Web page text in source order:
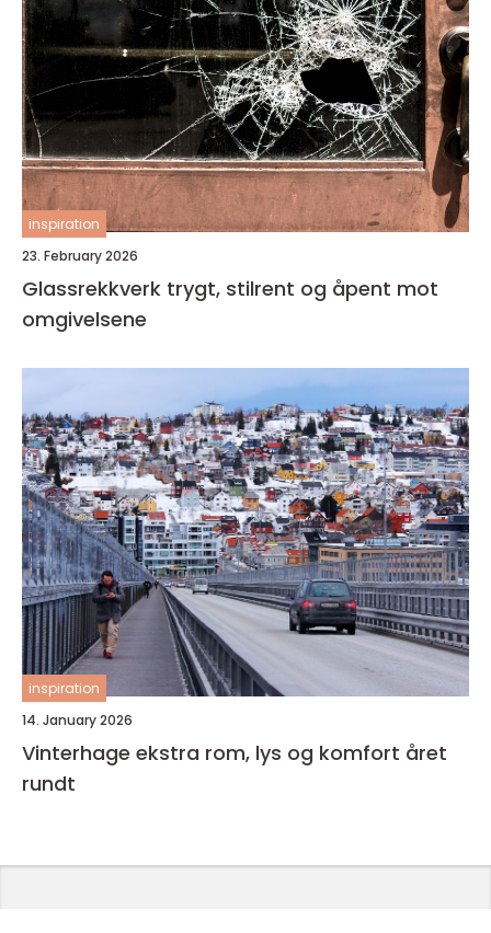
inspiration
23. February 2026
Glassrekkverk trygt, stilrent og åpent mot
omgivelsene
inspiration
14. January 2026
Vinterhage ekstra rom, lys og komfort året
rundt